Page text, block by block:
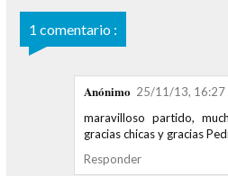
1 comentario :
Anónimo 25/11/13, 16:27
maravilloso partido,
gracias chicas y gracias
Responder